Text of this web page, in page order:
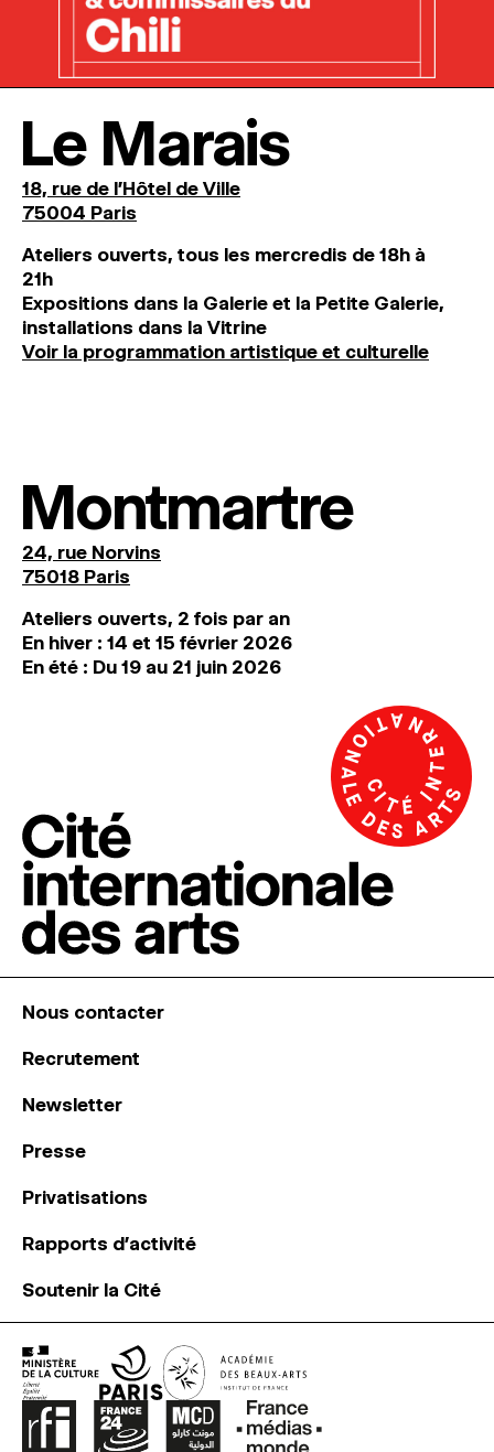
Le Marais
18, rue de l'Hôtel de Ville
75004 Paris
Ateliers ouverts, tous les mercredis de 18h à
21h
Expositions dans la Galerie et la Petite Galerie,
installations dans la Vitrine
Voir la programmation artistique et culturelle
Montmartre
24, rue Norvins
75018 Paris
Ateliers ouverts, 2 fois par an
En hiver : 14 et 15 février 2026
En été : Du 19 au 21 juin 2026
Nous contacter
Recrutement
Newsletter
Presse
Privatisations
Rapports d’activité
Soutenir la Cité